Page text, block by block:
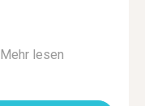
Mehr lesen